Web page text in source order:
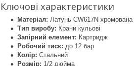
Ключові характеристики
Матеріал: Латунь CW617N хромована
Тип виробу: Крани кульові
Запірний елемент: Картридж
Робочий тиск: до 12 бар
Колір: Стальний
Розмір: 1/2 дюйма